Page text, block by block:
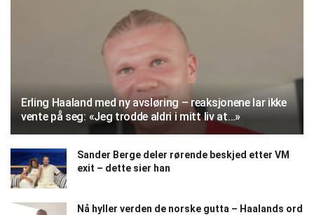
Erling Haaland med ny avsløring – reaksjonene lar ikke
vente på seg: «Jeg trodde aldri i mitt liv at…»
Sander Berge deler rørende beskjed etter VM
exit – dette sier han
Nå hyller verden de norske gutta – Haalands ord